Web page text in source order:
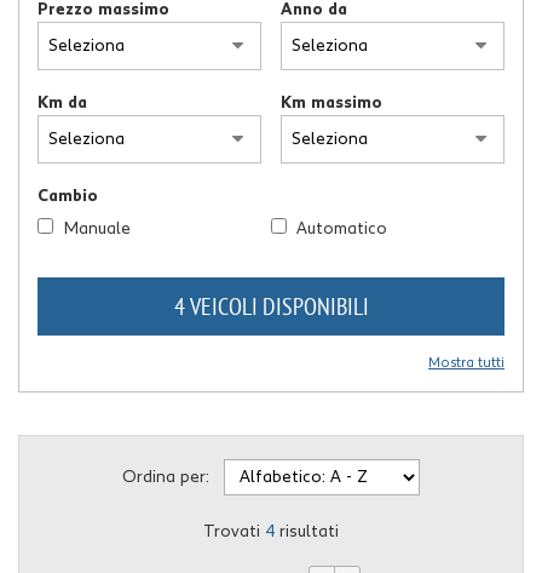
Prezzo massimo Anno da
Km da Km massimo
Cambio
Manuale
Automatico
4 VEICOLI DISPONIBILI
Mostra tutti
Ordina per:
Trovati 4 risultati